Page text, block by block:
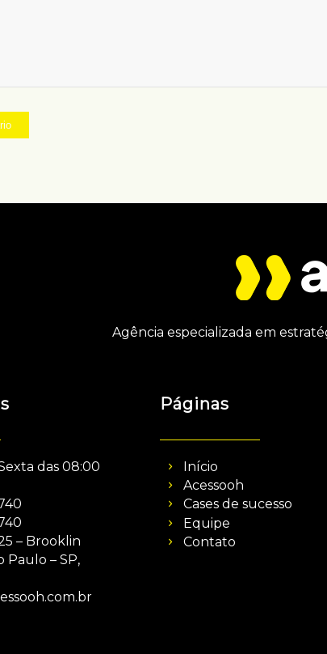
Agência especializada em
das 08:00
– Brooklin
Paulo – SP,
Páginas
Início
Acessooh
Cases de sucesso
Equipe
Contato